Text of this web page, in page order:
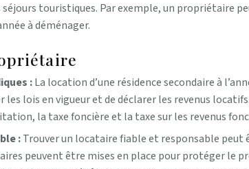
touristiques. Par exemple, un propriétaire
à déménager.
:La location d’une résidence secondaire à
les lois en vigueur et de déclarer les revenus
la taxe foncière et la taxe sur les revenus
:Trouver un locataire fiable et responsable
peuvent être mises en place pour protéger le